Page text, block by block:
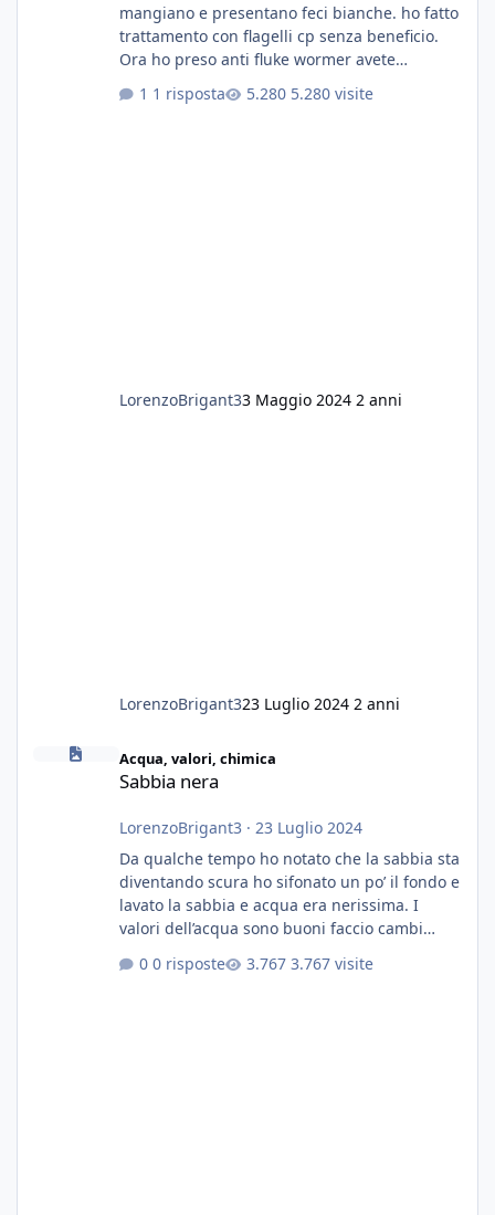
mangiano e presentano feci bianche. ho fatto
trattamento con flagelli cp senza beneficio.
Ora ho preso anti fluke wormer avete
sostanza
1 risposta 5.280 visite
LorenzoBrigant33 Maggio 2024 2 anni
LorenzoBrigant323 Luglio 2024 2 anni
Sabbia nera
Acqua, valori, chimica
Sabbia nera
LorenzoBrigant3 · 23 Luglio 2024
Da qualche tempo ho notato che la sabbia sta
diventando scura ho sifonato un po’ il fondo e
lavato la sabbia e acqua era nerissima. I
valori dell’acqua sono buoni faccio cambi
fertilizzato.le foglie delle piante sono
0 risposte 3.767 visite